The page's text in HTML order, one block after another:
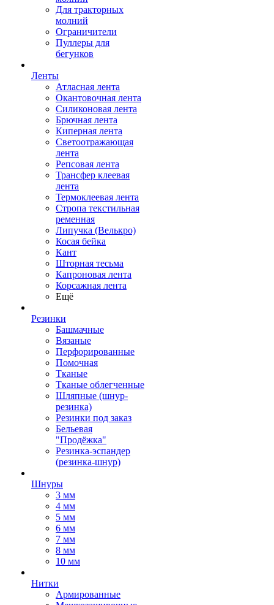
Для тракторных
молний
Ограничители
Пуллеры для
бегунков
Ленты
Атласная лента
Окантовочная лента
Силиконовая лента
Брючная лента
Киперная лента
Светоотражающая
лента
Репсовая лента
Трансфер клеевая
лента
Термоклеевая лента
Стропа текстильная
ременная
Липучка (Велькро)
Косая бейка
Кант
Шторная тесьма
Капроновая лента
Корсажная лента
Ещё
Резинки
Башмачные
Вязаные
Перфорированные
Помочная
Тканые
Тканые облегченные
Шляпные (шнур-
резинка)
Резинки под заказ
Бельевая
"Продёжка"
Резинка-эспандер
(резинка-шнур)
Шнуры
3 мм
4 мм
5 мм
6 мм
7 мм
8 мм
10 мм
Нитки
Армированные